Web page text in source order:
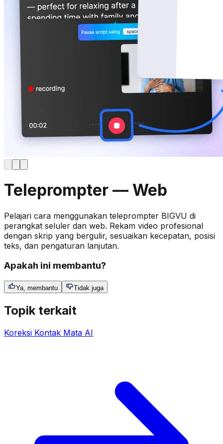
Teleprompter — Web
Pelajari cara menggunakan teleprompter BIGVU di
perangkat seluler dan web. Rekam video profesional
dengan skrip yang bergulir, sesuaikan kecepatan, posisi
teks, dan pengaturan lanjutan.
Apakah ini membantu?
Ya, membantu Tidak juga
Topik terkait
Koreksi Kontak Mata AI